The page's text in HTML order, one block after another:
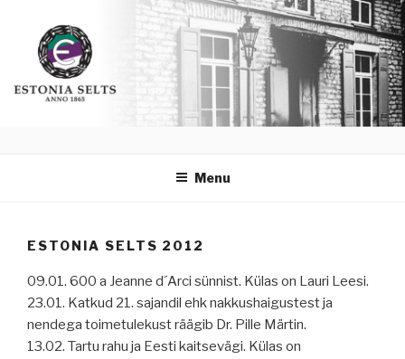
Menu
ESTONIA SELTS 2012
09.01. 600 a Jeanne d´Arci sünnist. Külas on Lauri Leesi.
23.01. Katkud 21. sajandil ehk nakkushaigustest ja
nendega toimetulekust räägib Dr. Pille Märtin.
13.02. Tartu rahu ja Eesti kaitsevägi. Külas on